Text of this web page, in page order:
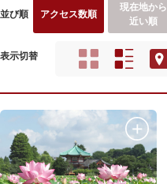
並び順 アクセス数順
現在地から
近い順
表示切替